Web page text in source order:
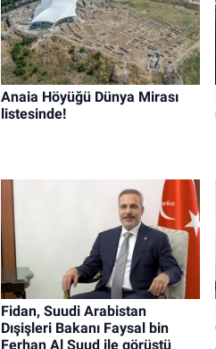
Anaia Höyüğü Dünya Mirası
listesinde!
Fidan, Suudi Arabistan
Dışişleri Bakanı Faysal bin
Ferhan Al Suud ile görüştü